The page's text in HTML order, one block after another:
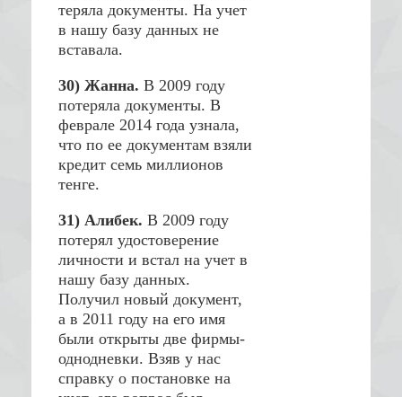
теряла документы. На учет
в нашу базу данных не
вставала.
30) Жанна. В 2009 году
потеряла документы. В
феврале 2014 года узнала,
что по ее документам взяли
кредит семь миллионов
тенге.
31) Алибек. В 2009 году
потерял удостоверение
личности и встал на учет в
нашу базу данных.
Получил новый документ,
а в 2011 году на его имя
были открыты две фирмы-
однодневки. Взяв у нас
справку о постановке на